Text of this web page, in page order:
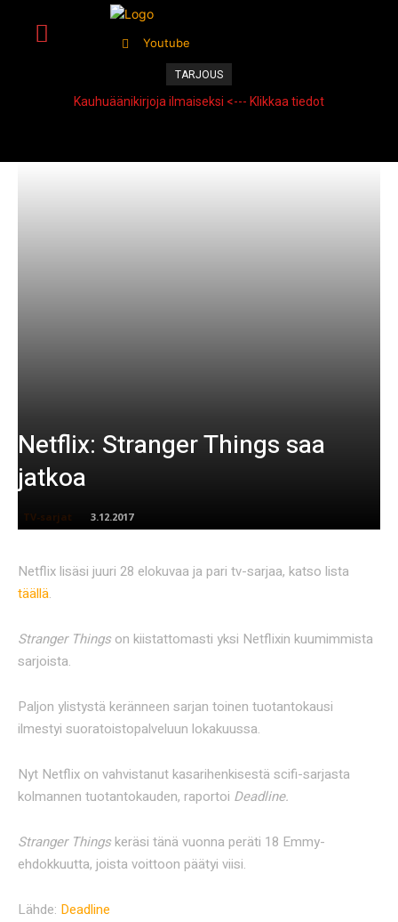
Youtube
TARJOUS
Kauhuäänikirjoja ilmaiseksi <--- Klikkaa tiedot
Netflix: Stranger Things saa
jatkoa
TV-sarjat 3.12.2017
Netflix lisäsi juuri 28 elokuvaa ja pari tv-sarjaa, katso lista
täällä.
Stranger Thingson kiistattomasti yksi Netflixin kuumimmista
sarjoista.
Paljon ylistystä keränneen sarjan toinen tuotantokausi
ilmestyi suoratoistopalveluun lokakuussa.
Nyt Netflix on vahvistanut kasarihenkisestä scifi-sarjasta
kolmannen tuotantokauden, raportoi Deadline.
Stranger Thingskeräsi tänä vuonna peräti 18 Emmy-
ehdokkuutta, joista voittoon päätyi viisi.
Lähde: Deadline